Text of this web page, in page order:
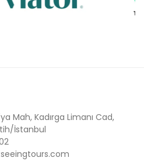
Mah, Kadırga Limanı Cad,
İstanbul